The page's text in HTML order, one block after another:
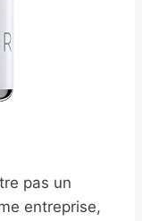
pas un
entreprise,